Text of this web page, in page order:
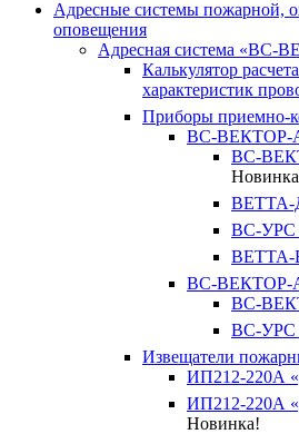
Адресные системы пожарной,
оповещения
Адресная система «ВС-
Калькулятор
характеристик
Приборы приемно-
ВС-ВЕКТОР-
ВС-
ВС-
ВЕТТА-
ВС-ВЕКТОР-
ВС-
ВС-
Извещатели
ИП212-220А
ИП212-220А
Новинка!